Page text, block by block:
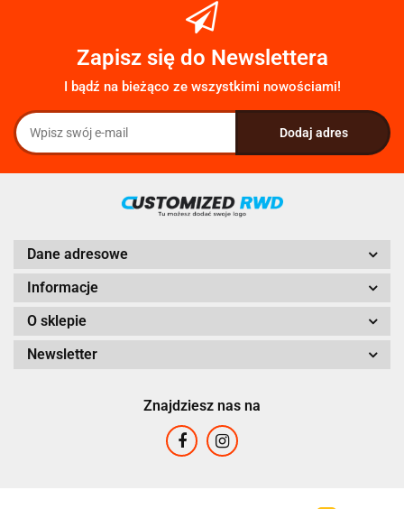
Zapisz się do Newslettera
I bądź na bieżąco ze wszystkimi nowościami!
Dane adresowe
Informacje
O sklepie
Newsletter
Znajdziesz nas na